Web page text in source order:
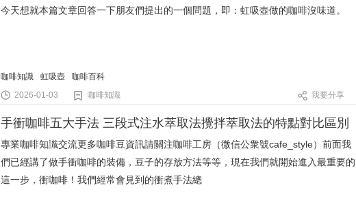
今天想就本篇文章回答一下朋友們提出的一個問題，即：虹吸壺做的咖啡沒味道。
咖啡知識 虹吸壺
咖啡百科
2026-01-03
咖啡知識 我要分享
手衝咖啡五大手法 三段式注水萃取法攪拌萃取法的特點對比區別
專業咖啡知識交流更多咖啡豆資訊請關注咖啡工房（微信公衆號cafe_style）前面我
們已經講了做手衝咖啡的裝備，豆子的存放方法等等，現在我們就開始進入最重要的
這一步，衝咖啡！我們經常會見到的衝煮手法總